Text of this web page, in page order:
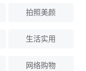
拍照美颜
生活实用
网络购物